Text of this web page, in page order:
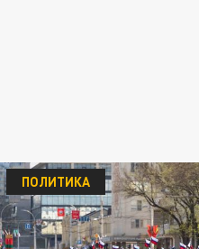
ПОЛИТИКА